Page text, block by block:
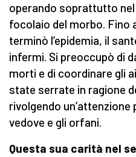
operando soprattutto
focolaio del morbo. Fino
terminò l’epidemia, il
infermi. Si preoccupò di
morti e di coordinare gli
state serrate in ragione
rivolgendo
vedove e gli orfani.
Questa sua carità nel